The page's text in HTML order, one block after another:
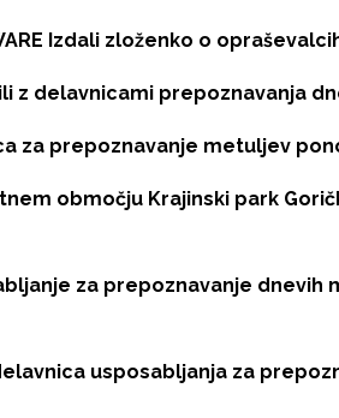
Izdali zloženko o
z delavnicami prepoznavanja
za prepoznavanje metuljev
območju Krajinski park
za prepoznavanje dnevih
usposabljanja za